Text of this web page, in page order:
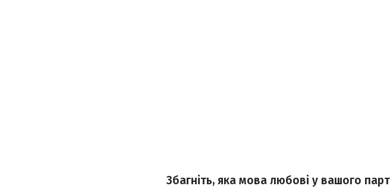
Збагніть, яка мова любові у вашого